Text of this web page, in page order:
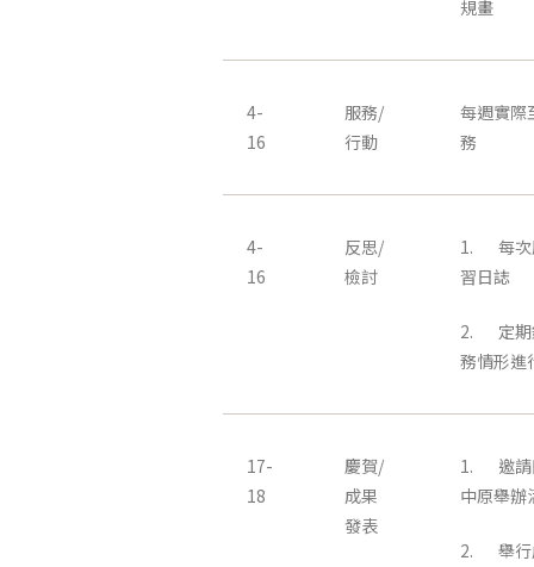
規畫
4-
16
服務/
行動
每週實際
務
4-
16
反思/
檢討
1. 每次
習日誌
2. 定期
務情形進
17-
18
慶賀/
成果
發表
1. 邀請
中原舉辦
2. 舉行